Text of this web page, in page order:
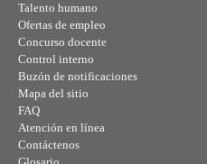
Talento humano
Ofertas de empleo
Concurso docente
Control interno
Buzón de notificaciones
Mapa del sitio
FAQ
Atención en línea
Contáctenos